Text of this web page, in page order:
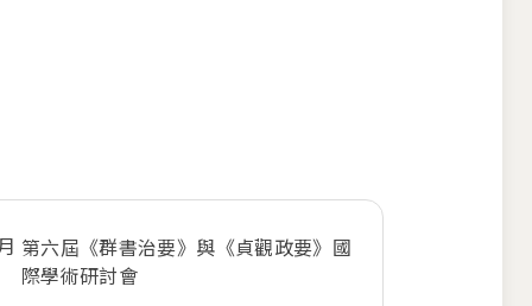
第六屆《群書治要》與《貞觀政要》國
際學術研討會